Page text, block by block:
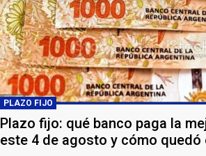
PLAZO FIJO
Plazo fijo: qué banco paga la
este 4 de agosto y cómo quedó